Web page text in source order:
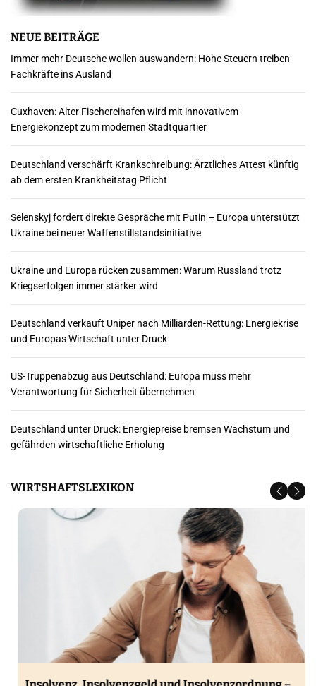
m
m
e
r
i
e
r
u
n
g
d
e
r
B
e
i
t
ä
NEUE BEITRÄGE
Immer mehr Deutsche wollen auswandern: Hohe Steuern treiben
Fachkräfte ins Ausland
Cuxhaven: Alter Fischereihafen wird mit innovativem
Energiekonzept zum modernen Stadtquartier
Deutschland verschärft Krankschreibung: Ärztliches Attest künftig
ab dem ersten Krankheitstag Pflicht
Selenskyj fordert direkte Gespräche mit Putin – Europa unterstützt
Ukraine bei neuer Waffenstillstandsinitiative
Ukraine und Europa rücken zusammen: Warum Russland trotz
Kriegserfolgen immer stärker wird
Deutschland verkauft Uniper nach Milliarden-Rettung: Energiekrise
und Europas Wirtschaft unter Druck
US-Truppenabzug aus Deutschland: Europa muss mehr
Verantwortung für Sicherheit übernehmen
Deutschland unter Druck: Energiepreise bremsen Wachstum und
gefährden wirtschaftliche Erholung
WIRTSHAFTSLEXIKON